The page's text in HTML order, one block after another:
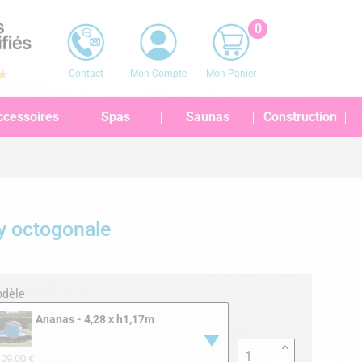
Contact Mon Compte
0
Mon Panier
Spas Saunas Construction
octogonale
Ananas - 4,28 x h1,17m
€